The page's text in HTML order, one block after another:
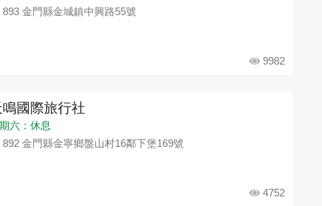
893 金門縣金城鎮中興路55號
9982
鳴國際旅行社
六：休息
892 金門縣金寧鄉盤山村16鄰下堡169號
4752